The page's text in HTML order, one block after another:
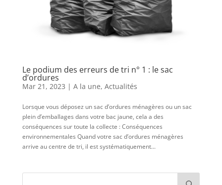
Le podium des erreurs de tri n° 1 : le sac
d’ordures
Mar 21, 2023 | A la une, Actualités
Lorsque vous déposez un sac d’ordures ménagères ou un sac
plein d’emballages dans votre bac jaune, cela a des
conséquences sur toute la collecte : Conséquences
environnementales Quand votre sac d’ordures ménagères
arrive au centre de tri, il est systématiquement...